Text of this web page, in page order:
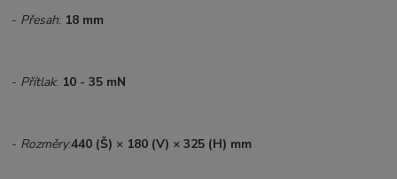
- Přesah: 18 mm
- Přítlak: 10 - 35 mN
- Rozměry:440 (Š) × 180 (V) ×325 (H) mm